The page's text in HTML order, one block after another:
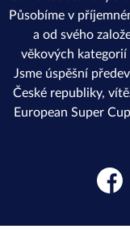
Působíme v
a od svého
věkových kategorií
Jsme úspěšní
České republiky,
European Super